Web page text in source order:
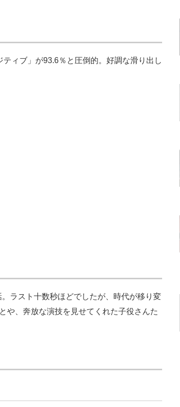
ィブ」が93.6％と圧倒的。好調な滑り出し
ラスト十数秒ほどでしたが、時代が移り変
や、奔放な演技を見せてくれた子役さんた